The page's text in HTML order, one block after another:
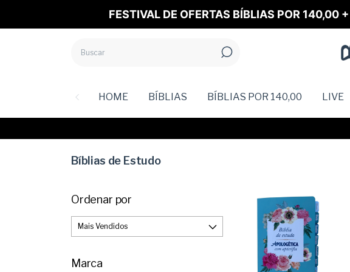
FESTIVAL DE OFERTAS BÍBLIAS POR 140,00
HOME BÍBLIAS BÍBLIAS POR 140,00 LIVE
Bíblias de Estudo
Ordenar por
Marca